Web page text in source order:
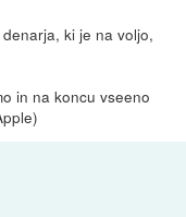
ki je na voljo,
in na koncu vseeno